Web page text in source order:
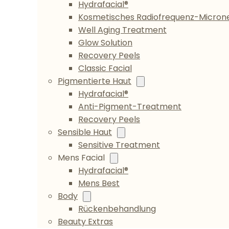
Hydrafacial®
Kosmetisches Radiofrequenz-
Well Aging Treatment
Glow Solution
Recovery Peels
Classic Facial
Pigmentierte Haut
Hydrafacial®
Anti-Pigment-Treatment
Recovery Peels
Sensible Haut
Sensitive Treatment
Mens Facial
Hydrafacial®
Mens Best
Body
Rückenbehandlung
Beauty Extras